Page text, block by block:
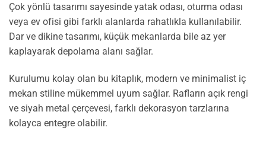
Çok yönlü tasarımı sayesinde yatak odası, oturma odası
veya ev ofisi gibi farklı alanlarda rahatlıkla kullanılabilir.
Dar ve dikine tasarımı, küçük mekanlarda bile az yer
kaplayarak depolama alanı sağlar.
Kurulumu kolay olan bu kitaplık, modern ve minimalist iç
mekan stiline mükemmel uyum sağlar. Rafların açık rengi
ve siyah metal çerçevesi, farklı dekorasyon tarzlarına
kolayca entegre olabilir.